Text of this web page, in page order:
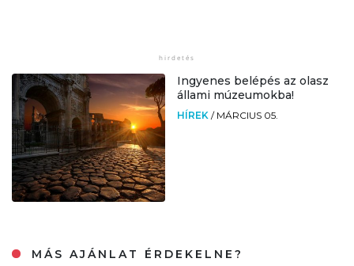
Ingyenes belépés az olasz
állami múzeumokba!
HÍREK / MÁRCIUS 05.
MÁS AJÁNLAT ÉRDEKELNE?